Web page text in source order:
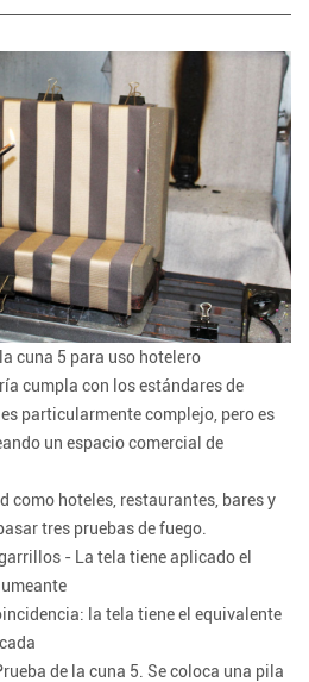
cuna 5 para uso hotelero
cumpla con los estándares de
particularmente complejo, pero es
un espacio comercial de
como hoteles, restaurantes, bares y
tres pruebas de fuego.
- La tela tiene aplicado el
la tela tiene el equivalente
de la cuna 5. Se coloca una pila